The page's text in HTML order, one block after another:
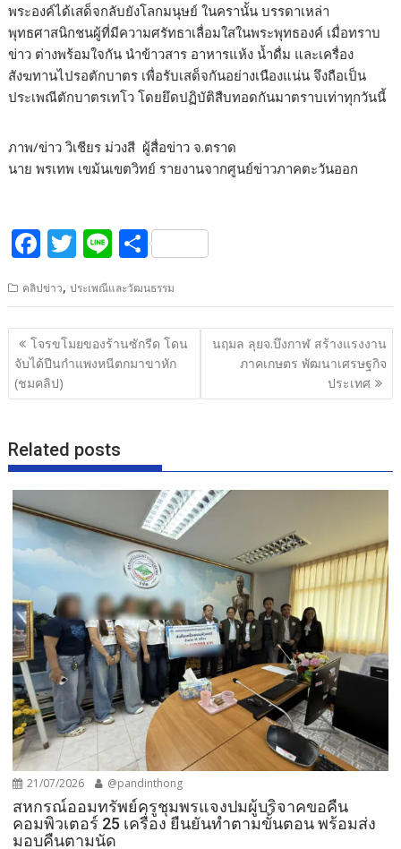
พระองค์ได้เสด็จกลับยังโลกมนุษย์ ในครานั้น บรรดาเหล่า
พุทธศาสนิกชนผู้ที่มีความศรัทธาเลื่อมใสในพระพุทธองค์ เมื่อทราบ
ข่าว ต่างพร้อมใจกัน นำข้าวสาร อาหารแห้ง น้ำดื่ม และเครื่อง
สังฆทานไปรอตักบาตร เพื่อรับเสด็จกันอย่างเนืองแน่น จึงถือเป็น
ประเพณีตักบาตรเทโว โดยยึดปฏิบัติสืบทอดกันมาตราบเท่าทุกวันนี้
ภาพ/ข่าว วิเชียร ม่วงสี ผู้สื่อข่าว จ.ตราด
นาย พรเทพ เขม้นเขตวิทย์ รายงานจากศูนย์ข่าวภาคตะวันออก
F
e
b
o
o
T
itt
er
Li
e
S
ar
e
คลิปข่าว,ประเพณีและวัฒนธรรม
แนะแนว
เรื่อง
โจรขโมยของร้านซักรีด โดน
จับได้ปีนกำแพงหนีตกมาขาหัก
(ชมคลิป)
นฤมล ลุยจ.บึงกาฬ สร้างแรงงาน
ภาคเกษตร พัฒนาเศรษฐกิจ
ประเทศ
Related posts
21/07/2026 @pandinthong
สหกรณ์ออมทรัพย์ครูชุมพรแจงปมผู้บริจาคขอคืน
คอมพิวเตอร์ 25 เครื่อง ยืนยันทำตามขั้นตอน พร้อมส่ง
มอบคืนตามนัด